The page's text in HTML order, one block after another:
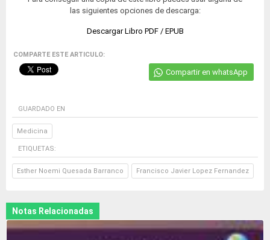
las siguientes opciones de descarga:
Descargar Libro PDF / EPUB
COMPARTE ESTE ARTICULO:
Compartir en whatsApp
GUARDADO EN
Medicina
ETIQUETAS:
Esther Noemi Quesada Barranco Francisco Javier Lopez Fernandez
Notas Relacionadas